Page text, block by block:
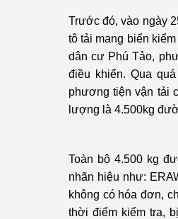
Trước đó, vào ngày
tô tải mang biển
dân cư Phú Tảo,
điều khiển. Qua
phương tiện vận tải
lượng là 4.500kg
Toàn bộ 4.500 kg
nhãn hiệu như:
không có hóa đơn,
thời điểm kiểm tra,